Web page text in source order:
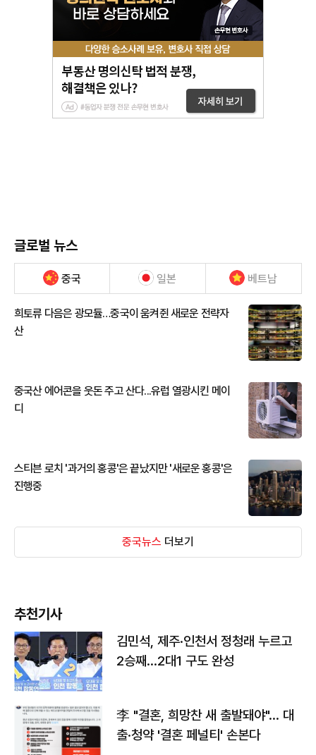
글로벌 뉴스
중국 일본 베트남
희토류 다음은 광모듈…중국이 움켜쥔 새로운 전략자
산
중국산 에어콘을 웃돈 주고 산다...유럽 열광시킨 메이
디
스티븐 로치 '과거의 홍콩'은 끝났지만 '새로운 홍콩'은
진행중
중국뉴스 더보기
추천기사
김민석, 제주·인천서 정청래 누르고
2승째…2대1 구도 완성
李 "결혼, 희망찬 새 출발돼야"… 대
출·청약 '결혼 페널티' 손본다